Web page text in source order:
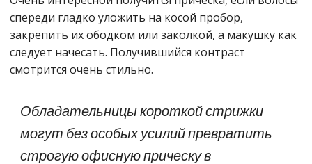
спереди гладко уложить на косой пробор,
закрепить их ободком или заколкой, а макушку как
следует начесать. Получившийся контраст
смотрится очень стильно.
Обладательницы короткой стрижки
могут без особых усилий превратить
строгую офисную прическу в